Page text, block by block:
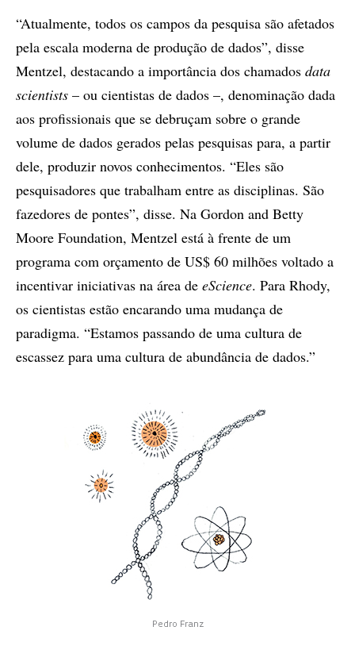
“Atualmente, todos os campos da pesquisa são afetados
pela escala moderna de produção de dados”, disse
Mentzel, destacando a importância dos chamados data
scientists – ou cientistas de dados –, denominação dada
aos profissionais que se debruçam sobre o grande
volume de dados gerados pelas pesquisas para, a partir
dele, produzir novos conhecimentos. “Eles são
pesquisadores que trabalham entre as disciplinas. São
fazedores de pontes”, disse. Na Gordon and Betty
Moore Foundation, Mentzel está à frente de um
programa com orçamento de US$ 60 milhões voltado a
incentivar iniciativas na área de eScience. Para Rhody,
os cientistas estão encarando uma mudança de
paradigma. “Estamos passando de uma cultura de
escassez para uma cultura de abundância de dados.”
Pedro Franz